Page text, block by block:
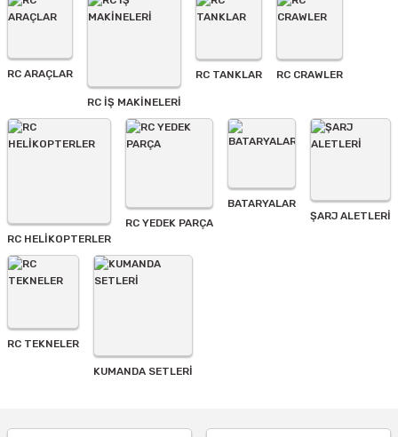
Ürün açıklamasında eksik bilgiler bulunuyor.
Ürün fiyatı diğer sitelerden daha pahalı.
Bu ürüne benzer farklı alternatifler olmalı.
Gönder
RC ARAÇLAR
RC İŞ MAKİNELERİ
RC TANKLAR RC CRAWLER
RC HELİKOPTERLER
RC YEDEK PARÇA
BATARYALAR
ŞARJ ALETLERI
RC TEKNELER
KUMANDA SETLERİ